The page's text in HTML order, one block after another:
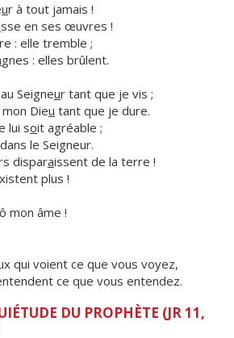
ur à tout jamais !
sse en ses œuvres !
: elle tremble ;
gnes : elles brûlent.
Seigneur tant que je vis ;
Dieu tant que je dure.
lui soit agréable ;
le Seigneur.
disparaissent de la terre !
plus !
mon âme !
qui voient ce que vous voyez,
ce que vous entendez.
DU PROPHÈTE (JR 11,